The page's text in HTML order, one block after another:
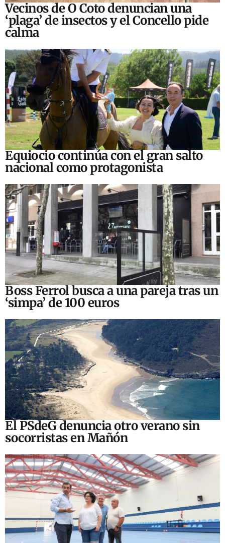
Vecinos de O Coto denuncian una
‘plaga’ de insectos y el Concello pide
calma
Equiocio continúa con el gran salto
nacional como protagonista
Boss Ferrol busca a una pareja tras un
‘simpa’ de 100 euros
El PSdeG denuncia otro verano sin
socorristas en Mañón